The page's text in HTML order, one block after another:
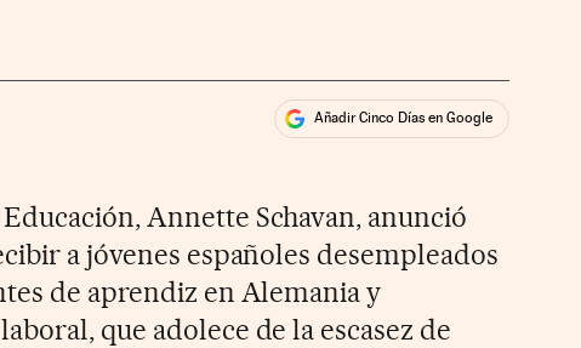
Añadir Cinco Días en Google
Annette Schavan, anunció
a jóvenes españoles desempleados
de aprendiz en Alemania y
que adolece de la escasez de